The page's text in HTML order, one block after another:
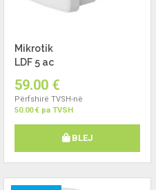
Mikrotik
LDF 5 ac
59.00 €
Përfshirë TVSH-në
50.00 € pa TVSH
BLEJ